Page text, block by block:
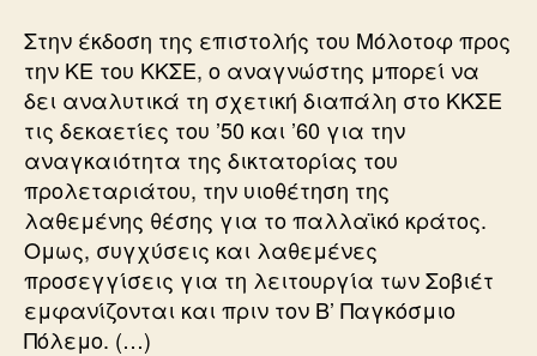
Στην έκδοση της επιστολής του Mόλοτοφ προς
την ΚΕ του ΚΚΣΕ, ο αναγνώστης μπορεί να
δει αναλυτικά τη σχετική διαπάλη στο ΚΚΣΕ
τις δεκαετίες του ’50 και ’60 για την
αναγκαιότητα της δικτατορίας του
προλεταριάτου, την υιοθέτηση της
λαθεμένης θέσης για το παλλαϊκό κράτος.
Ομως, συγχύσεις και λαθεμένες
προσεγγίσεις για τη λειτουργία των Σοβιέτ
εμφανίζονται και πριν τον Β’ Παγκόσμιο
Πόλεμο. (…)